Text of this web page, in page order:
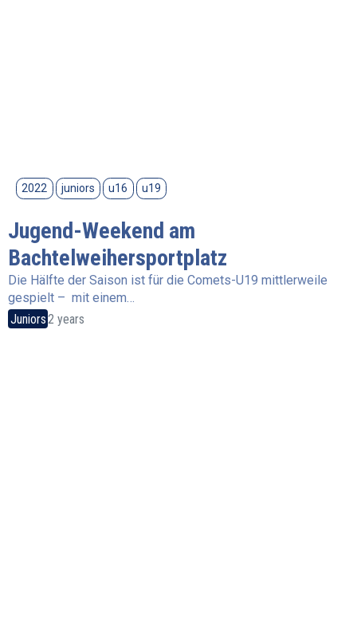
2022 juniors u16 u19
Jugend-Weekend am
Bachtelweihersportplatz
Die Hälfte der Saison ist für die Comets-U19 mittlerweile
gespielt – mit einem…
Juniors2 years